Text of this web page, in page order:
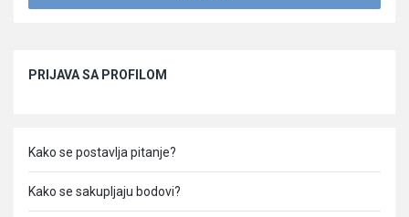
PRIJAVA SA PROFILOM
Kako se postavlja pitanje?
Kako se sakupljaju bodovi?